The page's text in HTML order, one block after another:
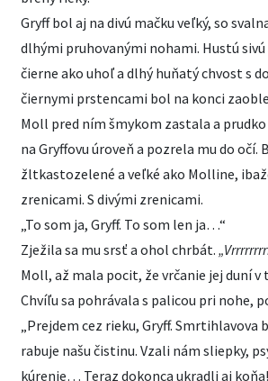
Gryff bol aj na divú mačku veľký, so
dlhými pruhovanými nohami. Hustú
čierne ako uhoľ a dlhý huňatý chvost s
čiernymi prstencami bol na konci
Moll pred ním šmykom zastala a prudko
na Gryffovu úroveň a pozrela mu do očí.
žltkastozelené a veľké ako Molline,
zrenicami. S divými zrenicami.
„To som ja, Gryff. To som len ja…“
Zježila sa mu srsť a ohol chrbát.
Moll, až mala pocit, že vrčanie jej duní v
Chvíľu sa pohrávala s palicou pri nohe,
„Prejdem cez rieku, Gryff. Smrtihlavova
rabuje našu čistinu. Vzali nám sliepky,
kúrenie… Teraz dokonca ukradli aj